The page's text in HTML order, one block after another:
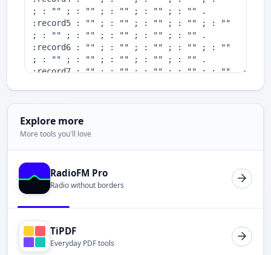
Explore more
More tools you'll love
RadioFM Pro
Radio without borders
TiPDF
Everyday PDF tools